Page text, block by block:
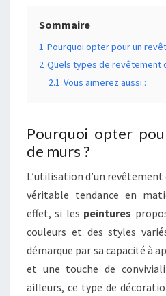
Sommaire
1 Pourquoi opter pour un
2 Quels types de revêtement
2.1 Vous aimerez aussi :
Pourquoi opter
de murs ?
L’utilisation d’un revêtement
véritable tendance en
effet, si les peintures
couleurs et des styles
démarque par sa capacité à
et une touche de
ailleurs, ce type de